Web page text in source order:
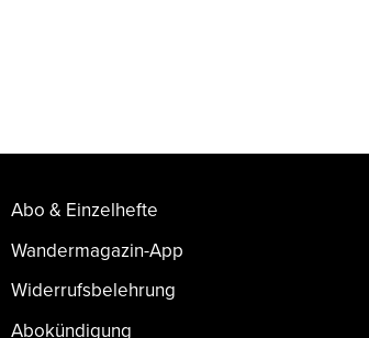
Abo & Einzelhefte
Wandermagazin-App
Widerrufsbelehrung
Abokündigung